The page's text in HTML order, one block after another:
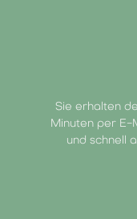
Sie erhalten
Minuten per E-
und schnell